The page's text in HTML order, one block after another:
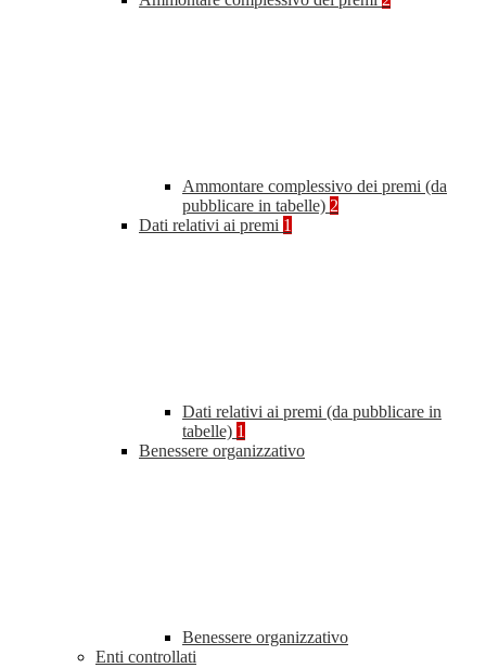
Ammontare complessivo dei premi (da
pubblicare in tabelle) 2
Dati relativi ai premi 1
Dati relativi ai premi (da pubblicare in
tabelle) 1
Benessere organizzativo
Benessere organizzativo
Enti controllati